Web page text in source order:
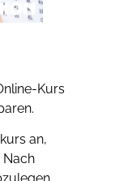
Kurs
an,
Nach